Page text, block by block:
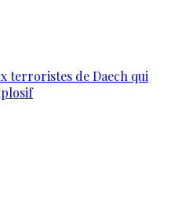
terroristes de Daech qui